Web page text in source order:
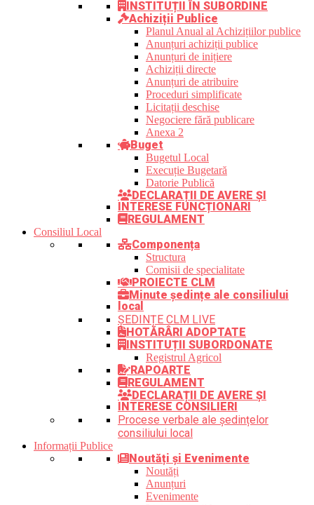
INSTITUȚII ÎN SUBORDINE
Achiziții Publice
Planul Anual al Achizițiilor publice
Anunțuri achiziții publice
Anunțuri de inițiere
Achiziții directe
Anunțuri de atribuire
Proceduri simplificate
Licitații deschise
Negociere fără publicare
Anexa 2
Buget
Bugetul Local
Execuție Bugetară
Datorie Publică
DECLARAȚII DE AVERE ȘI
INTERESE FUNCȚIONARI
REGULAMENT
Consiliul Local
Componența
Structura
Comisii de specialitate
PROIECTE CLM
Minute ședințe ale consiliului
local
ȘEDINȚE CLM LIVE
HOTĂRÂRI ADOPTATE
INSTITUȚII SUBORDONATE
Registrul Agricol
RAPOARTE
REGULAMENT
DECLARAȚII DE AVERE ȘI
INTERESE CONSILIERI
Procese verbale ale ședințelor
consiliului local
Informații Publice
Noutăți și Evenimente
Noutăți
Anunțuri
Evenimente